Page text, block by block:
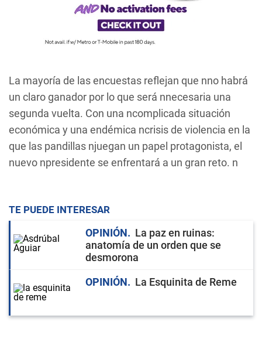
La mayoría de las encuestas reflejan que nno habrá
un claro ganador por lo que será nnecesaria una
segunda vuelta. Con una ncomplicada situación
económica y una endémica ncrisis de violencia en la
que las pandillas njuegan un papel protagonista, el
nuevo npresidente se enfrentará a un gran reto. n
TE PUEDE INTERESAR
OPINIÓN
La paz en ruinas:
anatomía de un orden que se
desmorona
OPINIÓN
La Esquinita de Reme